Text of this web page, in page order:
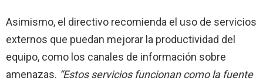
Asimismo, el directivo recomienda el uso de servicios
externos que puedan mejorar la productividad del
equipo, como los canales de información sobre
amenazas. “Estos servicios funcionan como la fuente